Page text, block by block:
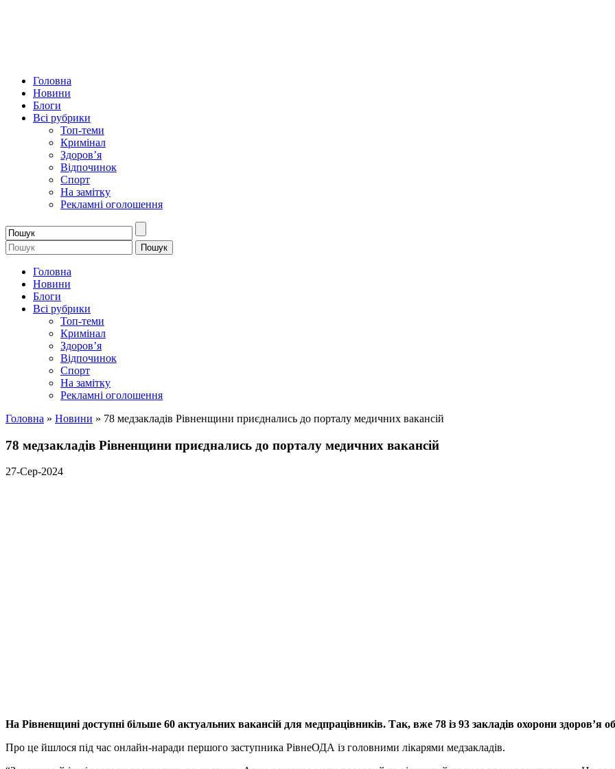
Головна
Новини
Блоги
Всі рубрики
Топ-теми
Кримінал
Здоров’я
Відпочинок
Спорт
На замітку
Рекламні оголошення
Головна
Новини
Блоги
Всі рубрики
Топ-теми
Кримінал
Здоров’я
Відпочинок
Спорт
На замітку
Рекламні оголошення
Головна » Новини » 78 медзакладів Рівненщини приєднались до порталу медичних вакансій
78 медзакладів Рівненщини приєднались до порталу медичних вакансій
27-Сер-2024
На Рівненщині доступні більше 60 актуальних вакансій для медпрацівників. Так, вже 78 із 93 закладів охорони здоров’я
Про це йшлося під час онлайн-наради першого заступника РівнеОДА із головними лікарями медзакладів.